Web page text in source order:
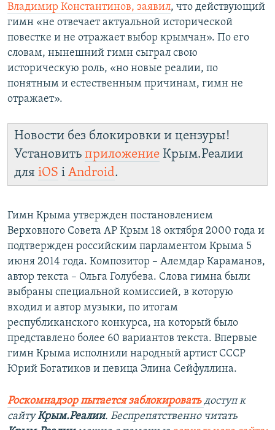
Владимир Константинов, заявил, что действующий
гимн «не отвечает актуальной исторической
повестке и не отражает выбор крымчан». По его
словам, нынешний гимн сыграл свою
историческую роль, «но новые реалии, по
понятным и естественным причинам, гимн не
отражает».
Новости без блокировки и цензуры!
Установить приложение Крым.Реалии
для iOS і Android.
Гимн Крыма утвержден постановлением
Верховного Совета АР Крым 18 октября 2000 года и
подтвержден российским парламентом Крыма 5
июня 2014 года. Композитор – Алемдар Караманов,
автор текста – Ольга Голубева. Слова гимна были
выбраны специальной комиссией, в которую
входил и автор музыки, по итогам
республиканского конкурса, на который было
представлено более 60 вариантов текста. Впервые
гимн Крыма исполнили народный артист СССР
Юрий Богатиков и певица Элина Сейфуллина.
Роскомнадзор пытается заблокировать доступ к
сайтуКрым.Реалии. Беспрепятственно читать